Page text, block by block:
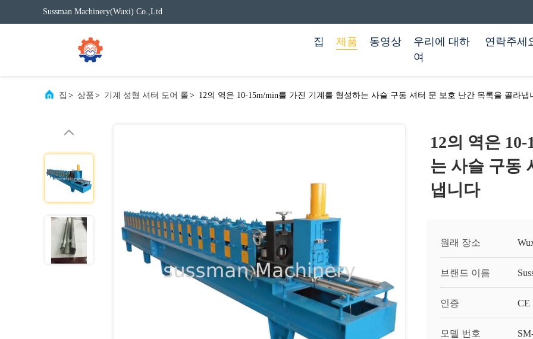
Sussman Machinery(Wuxi) Co.,Ltd
집 제품 동영상
우리에 대하
여
연락주세
집 > 상품 > 기계 성형 셔터 도어 롤 > 12의 역은 10-15m/min를 가진 기계를 형성하는 사슬 구동 셔터 문 보호 난간 목록을 골라냅
12의 역은
는 사슬 구동
냅니다
원래 장소
브랜드 이름
인증 CE
모델 번호